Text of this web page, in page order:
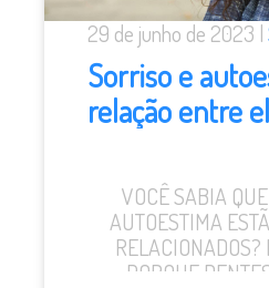
29 de junho de 2023 |
Sorriso e
relação entre
VOCÊ SABIA
AUTOESTIMA
RELACIONADOS?
PORQUE